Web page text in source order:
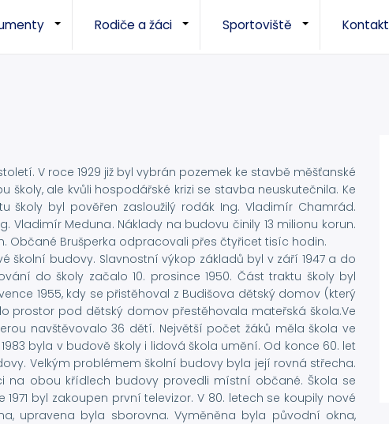
+ +
Rodiče a žáci +
Sportoviště Kontakt
V roce 1929 již byl vybrán pozemek ke stavbě měšťanské
školy, ale kvůli hospodářské krizi se stavba neuskutečnila. Ke
školy byl pověřen zasloužilý rodák Ing. Vladimír Chamrád.
Meduna. Náklady na budovu činily 13 milionu korun.
Občané Brušperka odpracovali přes čtyřicet tisíc hodin.
školní budovy. Slavnostní výkop základů byl v září 1947 a do
do školy začalo 10. prosince 1950. Část traktu školy byl
1955, kdy se přistěhoval z Budišova dětský domov (který
prostor pod dětský domov přestěhovala mateřská škola.Ve
navštěvovalo 36 dětí. Největší počet žáků měla škola ve
byla v budově školy i lidová škola umění. Od konce 60. let
Velkým problémem školní budovy byla její rovná střecha.
na obou křídlech budovy provedli místní občané. Škola se
byl zakoupen první televizor. V 80. letech se koupily nové
upravena byla sborovna. Vyměněna byla původní okna,